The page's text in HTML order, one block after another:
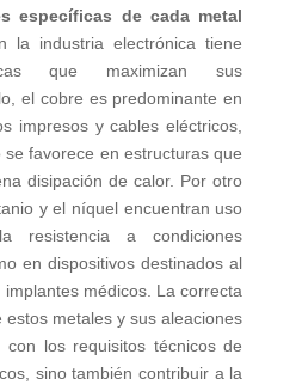
específicas de cada metal
la industria electrónica tiene
que maximizan sus
el cobre es predominante en
impresos y cables eléctricos,
favorece en estructuras que
disipación de calor. Por otro
y el níquel encuentran uso
resistencia a condiciones
en dispositivos destinados al
médicos. La correcta
metales y sus aleaciones
los requisitos técnicos de
sino también contribuir a la